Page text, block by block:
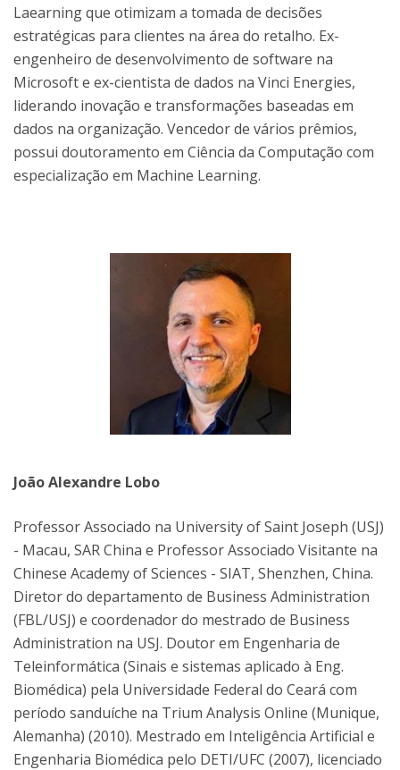
Laearning que otimizam a tomada de decisões
estratégicas para clientes na área do retalho. Ex-
engenheiro de desenvolvimento de software na
Microsoft e ex-cientista de dados na Vinci Energies,
liderando inovação e transformações baseadas em
dados na organização. Vencedor de vários prêmios,
possui doutoramento em Ciência da Computação com
especialização em Machine Learning.
João Alexandre Lobo
Professor Associado na University of Saint Joseph (USJ)
- Macau, SAR China e Professor Associado Visitante na
Chinese Academy of Sciences - SIAT, Shenzhen, China.
Diretor do departamento de Business Administration
(FBL/USJ) e coordenador do mestrado de Business
Administration na USJ. Doutor em Engenharia de
Teleinformática (Sinais e sistemas aplicado à Eng.
Biomédica) pela Universidade Federal do Ceará com
período sanduíche na Trium Analysis Online (Munique,
Alemanha) (2010). Mestrado em Inteligência Artificial e
Engenharia Biomédica pelo DETI/UFC (2007), licenciado